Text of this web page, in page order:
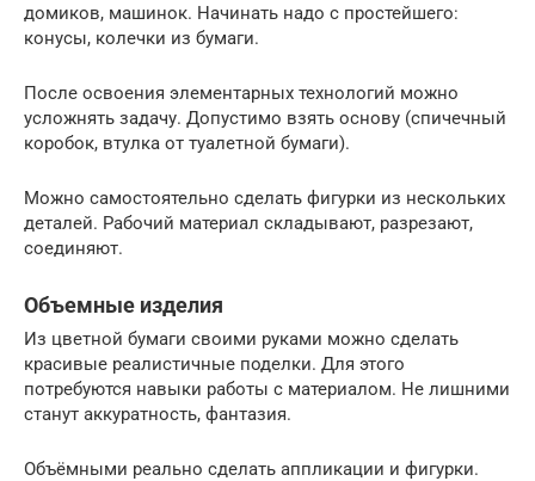
домиков, машинок. Начинать надо с простейшего:
конусы, колечки из бумаги.
После освоения элементарных технологий можно
усложнять задачу. Допустимо взять основу (спичечный
коробок, втулка от туалетной бумаги).
Можно самостоятельно сделать фигурки из нескольких
деталей. Рабочий материал складывают, разрезают,
соединяют.
Объемные изделия
Из цветной бумаги своими руками можно сделать
красивые реалистичные поделки. Для этого
потребуются навыки работы с материалом. Не лишними
станут аккуратность, фантазия.
Объёмными реально сделать аппликации и фигурки.